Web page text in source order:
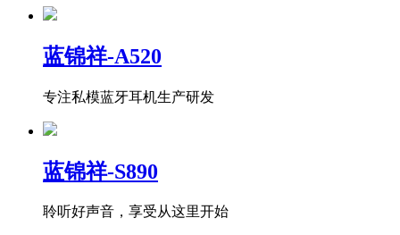
蓝锦祥-A520
专注私模蓝牙耳机生产研发
蓝锦祥-S890
聆听好声音，享受从这里开始